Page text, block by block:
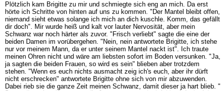
Plötzlich kam Brigitte zu mir und schmiegte sich eng an mich. Da erst
hörte ich Schritte von hinten auf uns zu kommen. "Der Mantel bleibt offen,
niemand sieht etwas solange ich mich an dich kuschle. Komm, das gefällt
dir doch". Mir wurde heiß und kalt vor lauter Nervosität, aber mein
Schwanz war noch härter als zuvor. "Frisch verliebt" sagte die eine der
beiden Damen im vorübergehen. "Nein, nein antwortete Brigitte, ich stehe
nur vor meinem Mann, da er unter seinem Mantel nackt ist". Ich traute
meinen Ohren nicht und wäre am liebsten sofort im Boden versunken. "Ja,
ja sagten die beiden Frauen, so wird es sein" blieben aber trotzdem
stehen. "Wenn es euch nichts ausmacht zeig ich's euch, aber ihr dürft
nicht erschrecken" antwortete Brigitte ohne sich von mir abzuwenden.
Dabei rieb sie die ganze Zeit meinen Schwanz, damit dieser ja hart blieb. "